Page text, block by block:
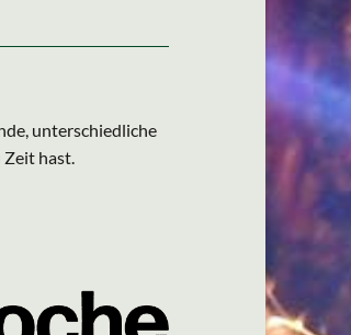
unterschiedliche
Zeit hast.